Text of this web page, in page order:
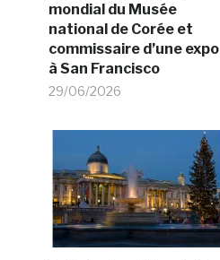
mondial du Musée
national de Corée et
commissaire d’une expo
à San Francisco
29/06/2026